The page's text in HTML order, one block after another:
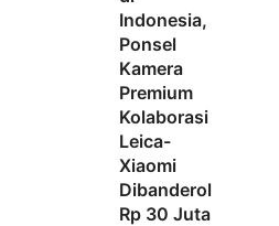
Indonesia,
Ponsel
Kamera
Premium
Kolaborasi
Leica-
Xiaomi
Dibanderol
Rp 30 Juta